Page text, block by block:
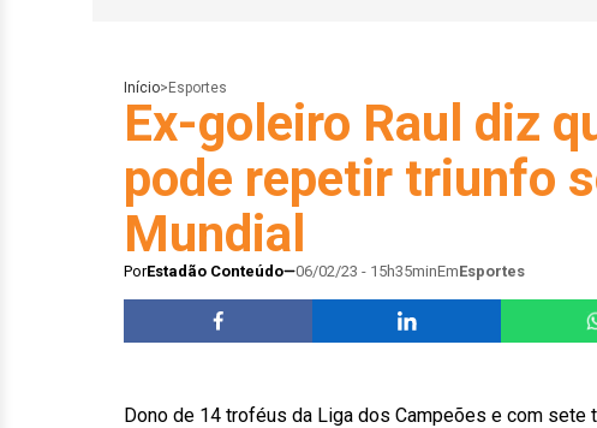
Início> Esportes
Ex-goleiro Raul diz
pode repetir triunfo
Mundial
PorEstadão Conteúdo 06/02/23 - 15h35minEmEsportes
Dono de 14 troféus da Liga dos Campeões e com